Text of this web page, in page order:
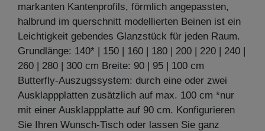
markanten Kantenprofils, förmlich angepassten,
halbrund im querschnitt modellierten Beinen ist ein
Leichtigkeit gebendes Glanzstück für jeden Raum.
Grundlänge: 140* | 150 | 160 | 180 | 200 | 220 | 240 |
260 | 280 | 300 cm Breite: 90 | 95 | 100 cm
Butterfly-Auszugssystem: durch eine oder zwei
Ausklappplatten zusätzlich auf max. 100 cm *nur
mit einer Ausklappplatte auf 90 cm. Konfigurieren
Sie Ihren Wunsch-Tisch oder lassen Sie ganz